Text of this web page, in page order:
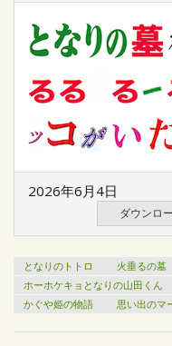
2026年6月4日
ダウンロ
となりのトトロ 火垂るの墓
ホーホケキョとなりの山田くん
かぐや姫の物語
思い出のマ